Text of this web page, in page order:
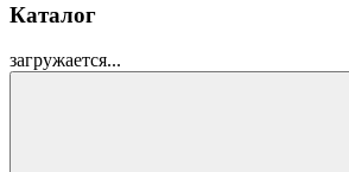
Каталог
загружается...